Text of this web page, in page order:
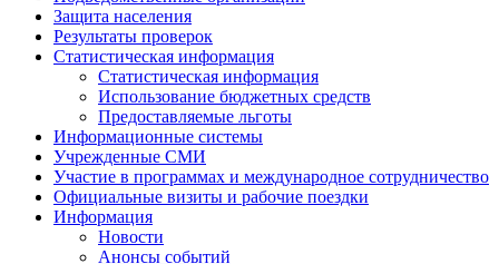
Защита населения
Результаты проверок
Статистическая информация
Статистическая информация
Использование бюджетных средств
Предоставляемые льготы
Информационные системы
Учрежденные СМИ
Участие в программах и международное сотрудничество
Официальные визиты и рабочие поездки
Информация
Новости
Анонсы событий